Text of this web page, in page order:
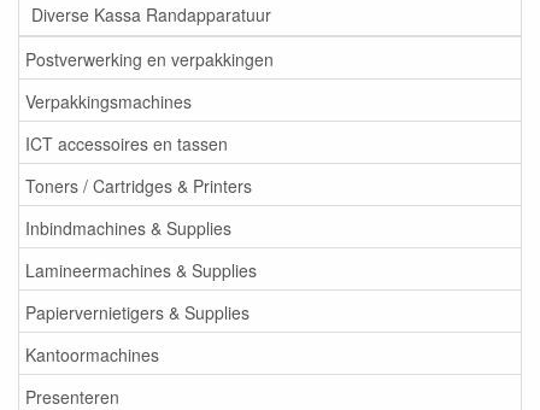
Diverse Kassa Randapparatuur
Postverwerking en verpakkingen
Verpakkingsmachines
ICT accessoires en tassen
Toners / Cartridges & Printers
Inbindmachines & Supplies
Lamineermachines & Supplies
Papiervernietigers & Supplies
Kantoormachines
Presenteren